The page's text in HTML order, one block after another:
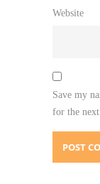
Website
Save my
for the